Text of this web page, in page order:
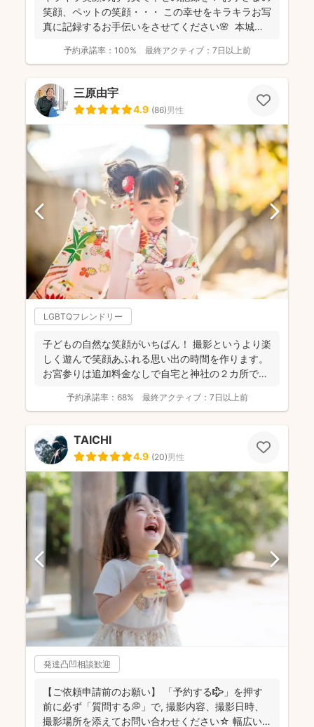
笑顔、ペットの笑顔・・・ この幸せをキラキラお写
真に記録するお手伝いをさせてください🌸 本城萌
予約承諾率： 100% 最終アクティブ： 7日以上前
三原由宇
4.9 (86)男性
LGBTQフレンドリー
子どもの自然な笑顔がいちばん！ 撮影というより楽
しく遊んで笑顔あふれる思い出の時間を作ります。
お宮参りは追加料金なしで自宅と神社の２カ所で撮
予約承諾率： 68% 最終アクティブ： 7日以上前
TAICHI
4.9 (20)男性
発達凸凹相談歓迎
【ご依頼申請前のお願い】 「予約する✈️」を押す
前に必ず「質問する💭」で, 撮影内容、撮影日時、
撮影場所を添えてお問い合わせください☆ 幅広い